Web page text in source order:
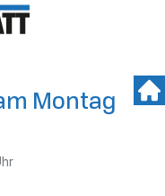
Montag